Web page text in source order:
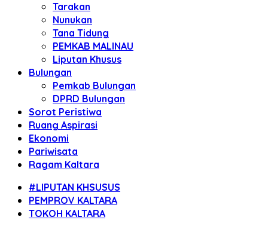
Tarakan
Nunukan
Tana Tidung
PEMKAB MALINAU
Liputan Khusus
Bulungan
Pemkab Bulungan
DPRD Bulungan
Sorot Peristiwa
Ruang Aspirasi
Ekonomi
Pariwisata
Ragam Kaltara
#LIPUTAN KHSUSUS
PEMPROV KALTARA
TOKOH KALTARA